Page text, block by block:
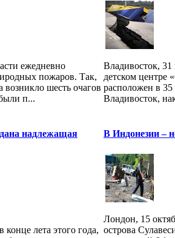
ежедневно
пожаров. Так,
возникло шесть очагов
п...
Владивосток,
детском центре
расположен в 35
Владивосток,
надлежащая
лета этого года,
В Индонезии –
Лондон, 15
острова